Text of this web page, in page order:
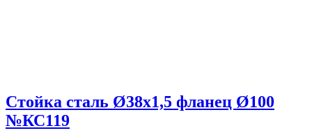
Стойка сталь Ø38х1,5 фланец Ø100
№КС119